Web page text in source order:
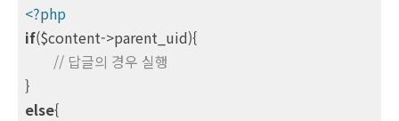
<?php
if($content->parent_uid){
// 답글의 경우 실행
else{